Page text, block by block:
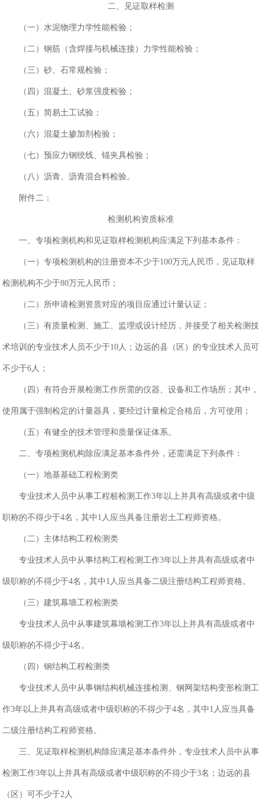
二、见证取样检测
（一）水泥物理力学性能检验；
（二）钢筋（含焊接与机械连接）力学性能检验；
（三）砂、石常规检验；
（四）混凝土、砂浆强度检验；
（五）简易土工试验；
（六）混凝土掺加剂检验；
（七）预应力钢绞线、锚夹具检验；
（八）沥青、沥青混合料检验。
附件二：
检测机构资质标准
一、专项检测机构和见证取样检测机构应满足下列基本条件：
（一）专项检测机构的注册资本不少于100万元人民币，见证取样
检测机构不少于80万元人民币；
（二）所申请检测资质对应的项目应通过计量认证；
（三）有质量检测、施工、监理或设计经历，并接受了相关检测技
术培训的专业技术人员不少于10人；边远的县（区）的专业技术人员可
不少于6人；
（四）有符合开展检测工作所需的仪器、设备和工作场所；其中，
使用属于强制检定的计量器具，要经过计量检定合格后，方可使用；
（五）有健全的技术管理和质量保证体系。
二、专项检测机构除应满足基本条件外，还需满足下列条件：
（一）地基基础工程检测类
专业技术人员中从事工程桩检测工作3年以上并具有高级或者中级
职称的不得少于4名，其中1人应当具备注册岩土工程师资格。
（二）主体结构工程检测类
专业技术人员中从事结构工程检测工作3年以上并具有高级或者中
级职称的不得少于4名，其中1人应当具备二级注册结构工程师资格。
（三）建筑幕墙工程检测类
专业技术人员中从事建筑幕墙检测工作3年以上并具有高级或者中
级职称的不得少于4名。
（四）钢结构工程检测类
专业技术人员中从事钢结构机械连接检测、钢网架结构变形检测工
作3年以上并具有高级或者中级职称的不得少于4名，其中1人应当具备
二级注册结构工程师资格。
三、见证取样检测机构除应满足基本条件外，专业技术人员中从事
检测工作3年以上并具有高级或者中级职称的不得少于3名；边远的县
（区）可不少于2人